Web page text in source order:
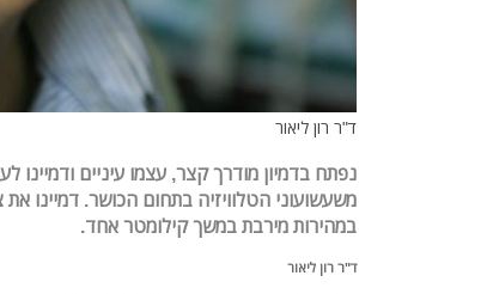
ד"ר רון ליאור
נפתח בדמיון מודרך קצר, עצמו עיניים
משעשועוני הטלוויזיה בתחום הכושר. דמיינו
במהירות מירבת במשך קילומטר אחד.
ד"ר רון ליאור